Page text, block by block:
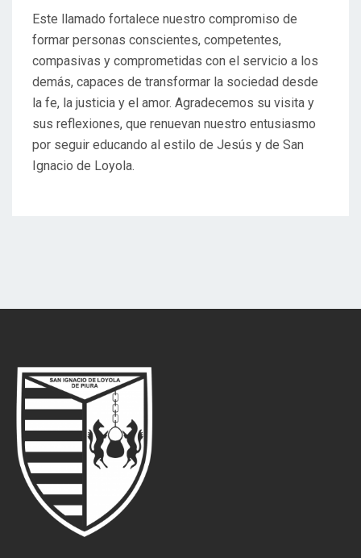
Este llamado fortalece nuestro compromiso de
formar personas conscientes, competentes,
compasivas y comprometidas con el servicio a los
demás, capaces de transformar la sociedad desde
la fe, la justicia y el amor. Agradecemos su visita y
sus reflexiones, que renuevan nuestro entusiasmo
por seguir educando al estilo de Jesús y de San
Ignacio de Loyola.